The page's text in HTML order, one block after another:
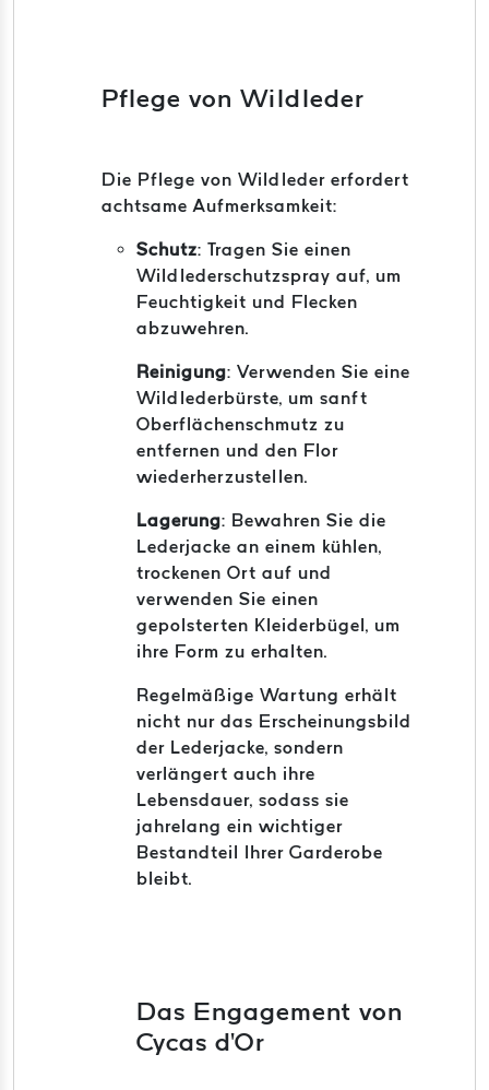
Pflege von Wildleder
Die Pflege von Wildleder erfordert
achtsame Aufmerksamkeit:
Schutz: Tragen Sie einen
Wildlederschutzspray auf, um
Feuchtigkeit und Flecken
abzuwehren.
Reinigung: Verwenden Sie eine
Wildlederbürste, um sanft
Oberflächenschmutz zu
entfernen und den Flor
wiederherzustellen.
Lagerung: Bewahren Sie die
Lederjacke an einem kühlen,
trockenen Ort auf und
verwenden Sie einen
gepolsterten Kleiderbügel, um
ihre Form zu erhalten.
Regelmäßige Wartung erhält
nicht nur das Erscheinungsbild
der Lederjacke, sondern
verlängert auch ihre
Lebensdauer, sodass sie
jahrelang ein wichtiger
Bestandteil Ihrer Garderobe
bleibt.
Das Engagement von
Cycas d'Or